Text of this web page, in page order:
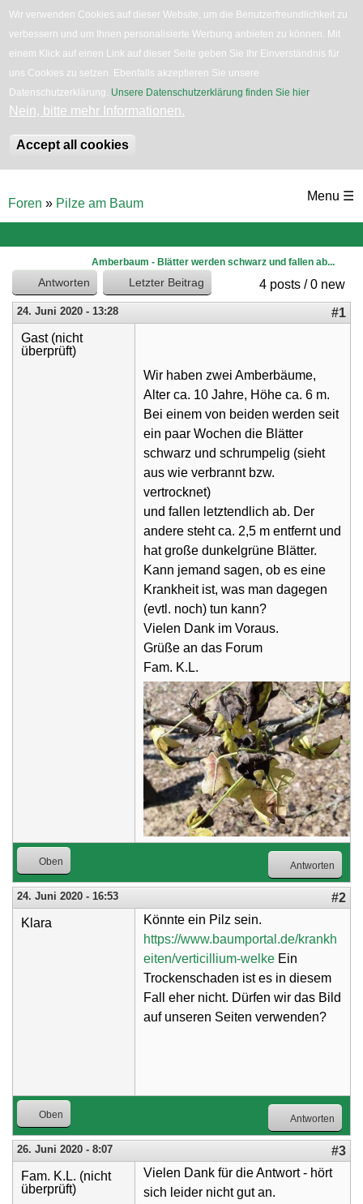
Wir verwenden Cookies auf dieser Website, um die Benutzerfreundlichkeit zu
verbessern und um Ihnen personalisierte Werbung anbieten zu können. Mit
einem Klick auf einen Link auf dieser Seite geben Sie Ihr Einverständnis für
uns Cookies zu setzen. Ebenfalls akzeptieren Sie unsere
Datenschutzerklärung. Unsere Datenschutzerklärung finden Sie hier.
Nein, bitte mehr Informationen.
Accept all cookies
zum
English Bäume Blumen Zurück
Menu ☰
Sie
sind
Foren » Pilze am Baum
Amberbaum - Blätter werden schwarz und fallen ab...
4 posts / 0 new
Antworten Letzter Beitrag
24. Juni 2020 - 13:28
#1
Gast (nicht
überprüft)
Wir haben zwei Amberbäume,
Alter ca. 10 Jahre, Höhe ca. 6 m.
Bei einem von beiden werden seit
ein paar Wochen die Blätter
schwarz und schrumpelig (sieht
aus wie verbrannt bzw.
vertrocknet)
und fallen letztendlich ab. Der
andere steht ca. 2,5 m entfernt und
hat große dunkelgrüne Blätter.
Kann jemand sagen, ob es eine
Krankheit ist, was man dagegen
(evtl. noch) tun kann?
Vielen Dank im Voraus.
Grüße an das Forum
Fam. K.L.
Oben Antworten
24. Juni 2020 - 16:53
#2
Klara
Könnte ein Pilz sein.
https://www.baumportal.de/krankh
eiten/verticillium-welke Ein
Trockenschaden ist es in diesem
Fall eher nicht. Dürfen wir das Bild
auf unseren Seiten verwenden?
Oben Antworten
26. Juni 2020 - 8:07
#3
Fam. K.L. (nicht
überprüft)
Vielen Dank für die Antwort - hört
sich leider nicht gut an.